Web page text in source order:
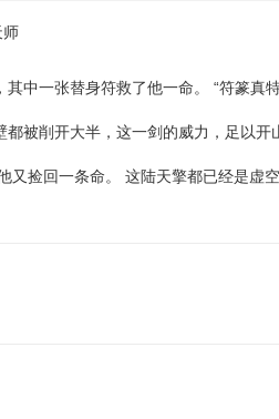
师
中一张替身符救了他一命。 “符篆
都被削开大半，这一剑的威力，足以
又捡回一条命。 这陆天擎都已经是虚